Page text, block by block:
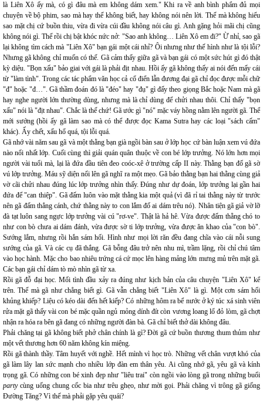
là Liên Xô ấy mà, có gì đâu mà em không dám xem." Khi ra về anh bình phẩm đủ mọi
chuyện về bộ phim, sao mà hay thế không biết, hay không nói nên lời. Thế mà không hiểu
sao mặt chị cứ buồn thiu, vừa đi vừa cúi đầu không nói câu gì. Anh gặng hỏi mãi chị cũng
không nói gì. Thế rồi chị bật khóc nức nở: "Sao anh không… Liên Xô em đi?" Ừ nhỉ, sao gã
lại không tìm cách mà "Liên Xô" bạn gái một cái nhỉ? Ôi nhưng như thế hình như là tội lỗi?
Nhưng gã không chỉ muốn có thế. Gã cảm thấy giữa gã và bạn gái có một sức hút gì đó thật
kỳ diệu. "Bọn xấu" bảo giai với gái là phải địt nhau. Hồi ấy gã không thấy ai nói đến mấy cái
từ "làm tình". Trong các tác phẩm văn học cả cổ điển lẫn đương đại gã chỉ đọc được mỗi chữ
"đ" hoặc "đ…". Gã thầm đoán đó là "đéo" hay "đụ" gì đấy theo giọng Bắc hoặc Nam mà gã
hay nghe người lớn thường dùng, nhưng mà là chỉ dùng để chửi nhau thôi. Chỉ thấy "bọn
xấu" nói là "địt nhau". Chắc là thế chứ! Gã ước gì "nó" mặc váy hồng nằm lên người gã. Thế
mới sướng (hồi ấy gã làm sao mà có thể được đọc Kama Sutra hay các loại "sách cấm"
khác). Ấy chết, xấu hổ quá, tội lỗi quá.
Gã nhớ vài năm sau gã và một thằng bạn già ngồi bàn sau ở lớp học cứ bàn luận xem vú đứa
nào nổi nhất lớp. Cuối cùng thì giải quán quân thuộc về con bé lớp trưởng. Nó lớn hơn mọi
người vài tuổi mà, lại là đứa đầu tiên đeo coóc-xê ở trường cấp II này. Thằng bạn đố gã sờ
vú lớp trưởng. Máu sỹ diện nổi lên gã nghĩ ra một mẹo. Gã bảo thằng bạn hai thằng cùng giả
vờ cãi chửi nhau đúng lúc lớp trưởng nhìn thấy. Đúng như dự đoán, lớp trưởng lại gần hai
đứa để "can thiệp". Gã đấm luôn vào mặt thằng kia một quả (vì đã rỉ tai thằng này từ trước
nên gã đấm thẳng cánh, chứ thằng này to con lắm đố ai dám trêu nó). Nhân tiện gã giả vờ lỡ
đà tạt luôn sang ngực lớp trưởng vài cú "rơ-ve". Thật là hả hê. Vừa được đấm thằng chó to
như con bò chưa ai dám đánh, vừa được sờ ti lớp trưởng, vừa được ăn khao của "con bò".
Sướng lắm, nhưng rồi hắn sám hối. Hình như mọi lời răn đều đang chĩa vào cái nỗi sung
sướng của gã. Và các cụ đã thắng. Gã bỗng đâu trở nên nhu mì, trầm lặng, rồi chỉ chú tâm
vào học hành. Mặc cho bao nhiêu trứng cá cứ mọc lên hàng mảng lớn mưng mủ trên mặt gã.
Các bạn gái chỉ dám tò mò nhìn gã từ xa.
Rồi gã đỗ đại học. Mối tình đầu xảy ra đúng như kịch bản của câu chuyện "Liên Xô" kể
trên. Thế mà gã như chẳng biết gì. Gã vẫn chẳng biết "Liên Xô" là gì. Một cơn sám hối
khủng khiếp? Liệu có kéo dài đến hết kiếp? Có những hôm ra bể nước ở ký túc xá sinh viên
rửa mặt gã thấy vài con bé mặc quần ngủ mỏng dính đít còn vương loang lổ đỏ lòm, gã chợt
nhận ra hóa ra bên gã đang có những người đàn bà. Gã chỉ biết thở dài không đâu.
Phải chăng tại gã không biết phở chân chính là gì? Đời gã cứ buồn thương thum thủm như
một vết thương hơn 60 năm không kín miệng.
Rồi gã thành thầy. Tâm huyết với nghề. Hết mình vì học trò. Những vết chân vượt khó của
gã làm lây lan sức mạnh cho nhiều lớp đàn em thân yêu. Ai cũng nhớ gã, yêu gã và kính
trọng gã. Có những con bé xinh đẹp như "liêu trai" còn ngồi vào lòng gã trong những buổi
party cùng uống chung cốc bia như trêu ghẹo, như mời gọi. Phải chăng vì trông gã giống
Đường Tăng? Vì thế mà phải gặp yêu quái?